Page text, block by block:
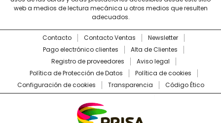
web a medios de lectura mecánica u otros medios que resulten
adecuados.
Contacto Contacto Ventas
Newsletter
Pago electrónico clientes
Alta de Clientes
Registro de proveedores
Aviso legal
Política de Protección de Datos
Política de cookies
Configuración de cookies
Transparencia Código Ético